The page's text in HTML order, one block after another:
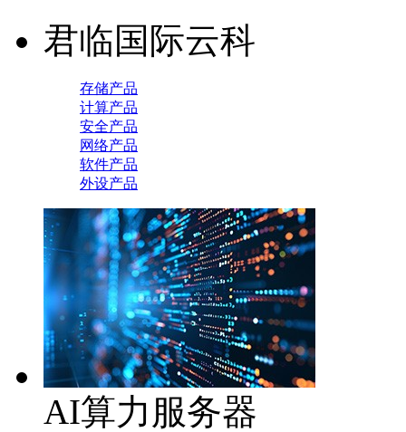
君临国际云科
存储产品
计算产品
安全产品
网络产品
软件产品
外设产品
AI算力服务器